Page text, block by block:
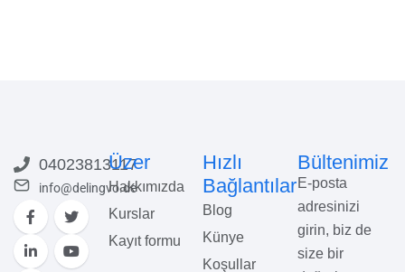
04023813117
info@delingvo.de
Üzer
Hakkımızda
Kurslar
Kayıt formu
Hızlı
Bağlantılar
Blog
Künye
Koşullar
Bültenimiz
E-posta
adresinizi
girin, biz de
size bir